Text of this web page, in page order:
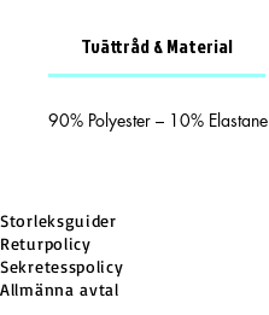
Tvättråd & Material
90% Polyester – 10% Elastane
Storleksguider
Returpolicy
Sekretesspolicy
Allmänna avtal